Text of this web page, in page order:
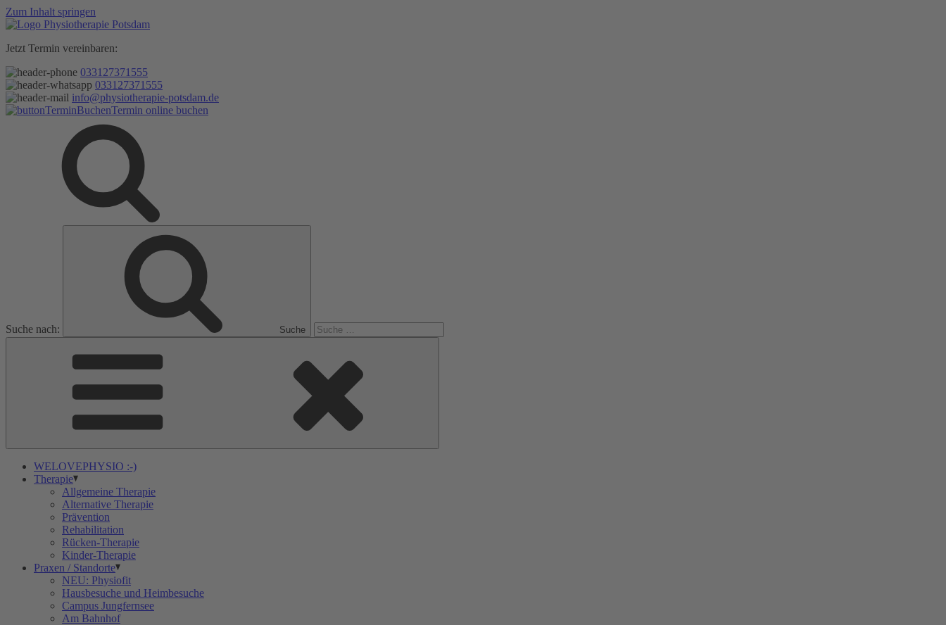
Zum Inhalt springen
Jetzt Termin vereinbaren:
033127371555
033127371555
info@physiotherapie-potsdam.de
Termin online buchen
Suche nach: Suche
WELOVEPHYSIO :-)
Therapie
Allgemeine Therapie
Alternative Therapie
Prävention
Rehabilitation
Rücken-Therapie
Kinder-Therapie
Praxen / Standorte
NEU: Physiofit
Hausbesuche und Heimbesuche
Campus Jungfernsee
Am Bahnhof